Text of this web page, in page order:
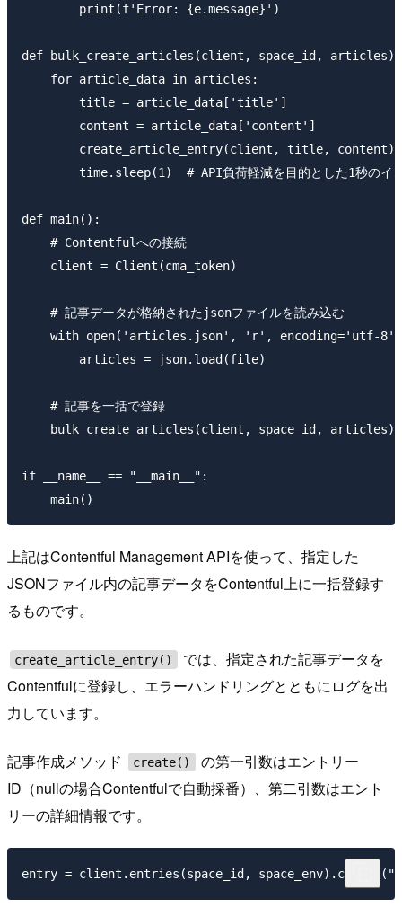
        print(f'Error: {e.message}')
def bulk_create_articles(client, space_id, articles):
    for article_data in articles:
        title = article_data['title']
        content = article_data['content']
        create_article_entry(client, title, content)
time.sleep(1)  # API負荷軽減を目的とした1秒のイ
def main():
    # Contentfulへの接続
    client = Client(cma_token)
    # 記事データが格納されたjsonファイルを読み込む
with open('articles.json', 'r', encoding='utf-
        articles = json.load(file)
    # 記事を一括で登録
    bulk_create_articles(client, space_id, articles)
if __name__ == "__main__":
上記はContentful Management APIを使って、指定した
JSONファイル内の記事データをContentful上に一括登録す
るものです。
create_article_entry()
では、指定された記事データを
Contentfulに登録し、エラーハンドリングとともにログを出
力しています。
記事作成メソッド create()
の第一引数はエントリー
ID（nullの場合Contentfulで自動採番）、第二引数はエント
リーの詳細情報です。